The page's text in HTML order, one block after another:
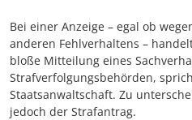
Bei einer Anzeige – egal ob
anderen Fehlverhaltens –
bloße Mitteilung eines
Strafverfolgungsbehörden,
Staatsanwaltschaft. Zu
jedoch der Strafantrag.